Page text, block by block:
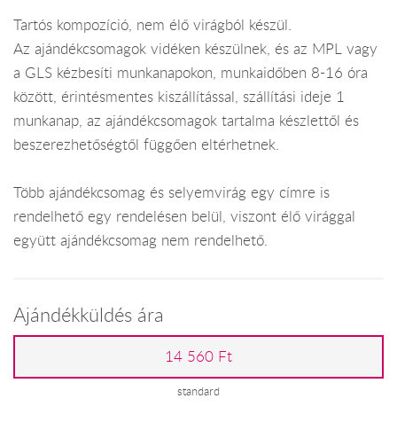
Tartós kompozíció, nem élő virágból készül.
Az ajándékcsomagok vidéken készülnek, és az MPL vagy
a GLS kézbesíti munkanapokon, munkaidőben 8-16 óra
között, érintésmentes kiszállítással, szállítási ideje 1
munkanap, az ajándékcsomagok tartalma készlettől és
beszerezhetőségtől függően eltérhetnek.
Több ajándékcsomag és selyemvirág egy címre is
rendelhető egy rendelésen belül, viszont élő virággal
együtt ajándékcsomag nem rendelhető.
Ajándékküldés ára
14 560 Ft
standard